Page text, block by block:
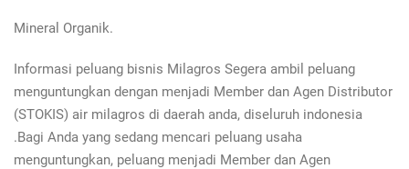
Mineral Organik.
Informasi peluang bisnis Milagros Segera ambil peluang
menguntungkan dengan menjadi Member dan Agen Distributor
(STOKIS) air milagros di daerah anda, diseluruh indonesia
.Bagi Anda yang sedang mencari peluang usaha
menguntungkan, peluang menjadi Member dan Agen